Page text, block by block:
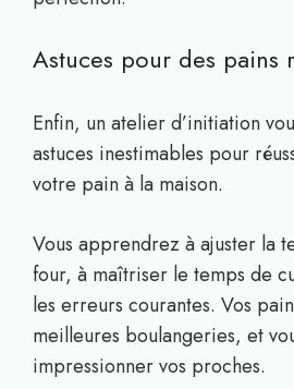
Astuces pour des pains
Enfin, un atelier d’initiation
astuces inestimables pour
votre pain à la maison.
Vous apprendrez à ajuster la
four, à maîtriser le temps de
les erreurs courantes. Vos
meilleures boulangeries, et
impressionner vos proches.